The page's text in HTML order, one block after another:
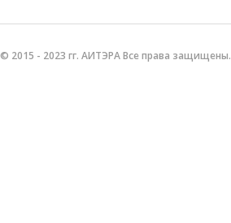
© 2015 - 2023 гг. АИТЭРА Все права защищены.